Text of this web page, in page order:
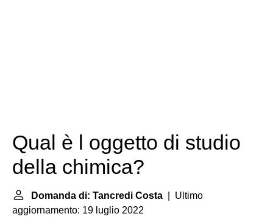
Qual è l oggetto di studio
della chimica?
Domanda di: Tancredi Costa | Ultimo
aggiornamento: 19 luglio 2022